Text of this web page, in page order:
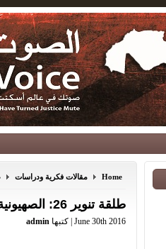
Home مقالات فكرية ودراسات
طلقة تنوير 26: الصهيونية
June 30th 2016 | كتبها admin